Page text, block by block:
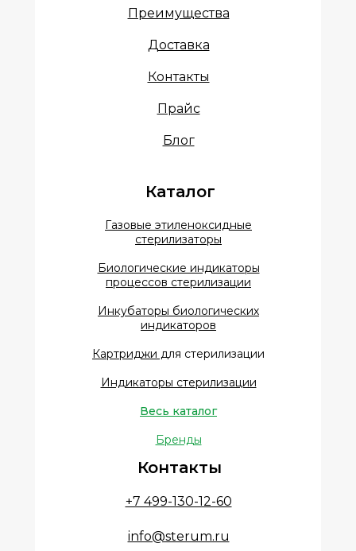
Преимущества
Доставка
Контакты
Прайс
Блог
+7 499-130-12-60
info@sterum.ru
Контакты
Каталог
Газовые этиленоксидные
стерилизаторы
Биологические индикаторы
процессов стерилизации
Инкубаторы биологических
индикаторов
Картриджи для стерилизации
Индикаторы стерилизации
Весь каталог
Бренды